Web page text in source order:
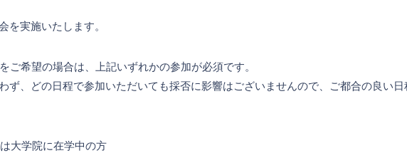
を実施いたします。
ご希望の場合は、上記いずれかの参加が必須です。
、どの日程で参加いただいても採否に影響はございませんので、ご都合の良い日
大学院に在学中の方